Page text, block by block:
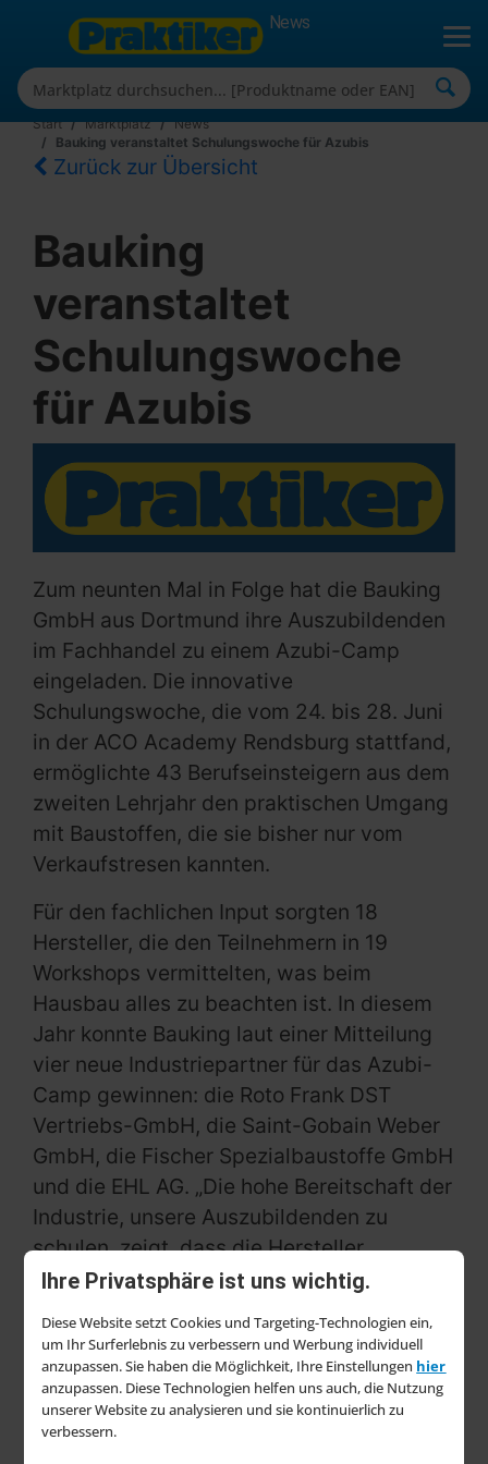
Ihre Privatsphäre ist uns wichtig.
Diese Website setzt Cookies und Targeting-Technologien ein,
um Ihr Surferlebnis zu verbessern und Werbung individuell
anzupassen. Sie haben die Möglichkeit, Ihre Einstellungen hier
anzupassen. Diese Technologien helfen uns auch, die Nutzung
unserer Website zu analysieren und sie kontinuierlich zu
verbessern.
News
Start Marktplatz
News
Bauking veranstaltet Schulungswoche für Azubis
Zurück zur Übersicht
Bauking
veranstaltet
Schulungswoche
für Azubis
Zum neunten Mal in Folge hat die Bauking
GmbH aus Dortmund ihre Auszubildenden
im Fachhandel zu einem Azubi-Camp
eingeladen. Die innovative
Schulungswoche, die vom 24. bis 28. Juni
in der ACO Academy Rendsburg stattfand,
ermöglichte 43 Berufseinsteigern aus dem
zweiten Lehrjahr den praktischen Umgang
mit Baustoffen, die sie bisher nur vom
Verkaufstresen kannten.
Für den fachlichen Input sorgten 18
Hersteller, die den Teilnehmern in 19
Workshops vermittelten, was beim
Hausbau alles zu beachten ist. In diesem
Jahr konnte Bauking laut einer Mitteilung
vier neue Industriepartner für das Azubi-
Camp gewinnen: die Roto Frank DST
Vertriebs-GmbH, die Saint-Gobain Weber
GmbH, die Fischer Spezialbaustoffe GmbH
und die EHL AG. „Die hohe Bereitschaft der
Industrie, unsere Auszubildenden zu
schulen, zeigt, dass die Hersteller
ebenfalls stark von der Veranstaltung
Anfang 2024 neue Ausbildungsleiterin der
Bauking und Organisatorin der Schulung.
Die Hersteller führten präzise aufeinander